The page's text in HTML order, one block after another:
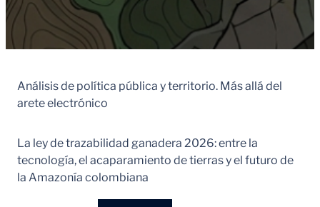
Análisis de política pública y territorio. Más allá del
arete electrónico
La ley de trazabilidad ganadera 2026: entre la
tecnología, el acaparamiento de tierras y el futuro de
la Amazonía colombiana